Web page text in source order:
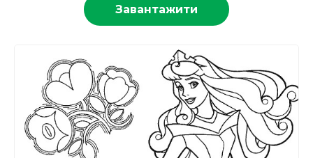
Завантажити